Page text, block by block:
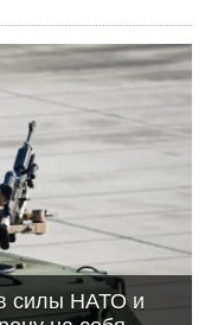
парламента
запускать заново
коалиции
силы НАТО и